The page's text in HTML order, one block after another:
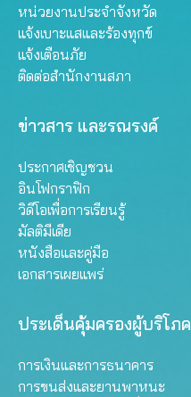
หน่วยงานประจำจังหวัด
แจ้งเบาะแสและร้องทุกข์
แจ้งเตือนภัย
ติดต่อสำนักงานสภา
ข่าวสาร และรณรงค์
ประกาศเชิญชวน
อินโฟกราฟิก
วิดีโอเพื่อการเรียนรู้
มัลติมีเดีย
หนังสือและคู่มือ
เอกสารเผยแพร่
ประเด็นคุ้มครองผู้บริโภค
การเงินและการธนาคาร
การขนส่งและยานพาหนะ